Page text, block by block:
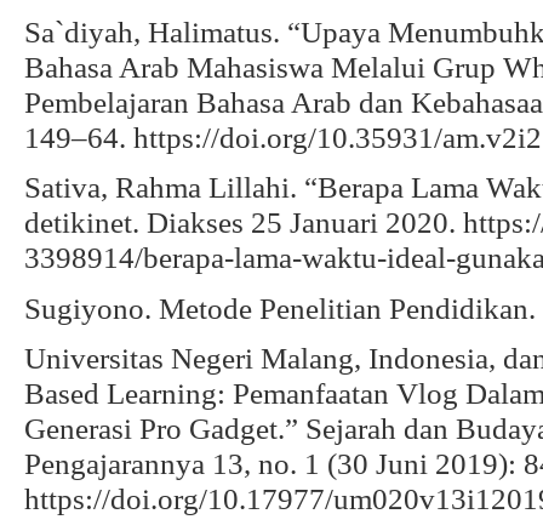
Sa`diyah, Halimatus. “Upaya
Bahasa Arab Mahasiswa Melalui Grup
Pembelajaran Bahasa Arab dan
149–64. https://doi.org/10.35931/
Sativa, Rahma Lillahi. “Berapa Lama
detikinet. Diakses 25 Januari 2020.
3398914/berapa-lama-waktu-ideal-
Sugiyono. Metode Penelitian
Universitas Negeri Malang, Indonesia,
Based Learning: Pemanfaatan Vlog
Generasi Pro Gadget.” Sejarah dan
Pengajarannya 13, no. 1 (30 Juni 2019):
https://doi.org/10.17977/